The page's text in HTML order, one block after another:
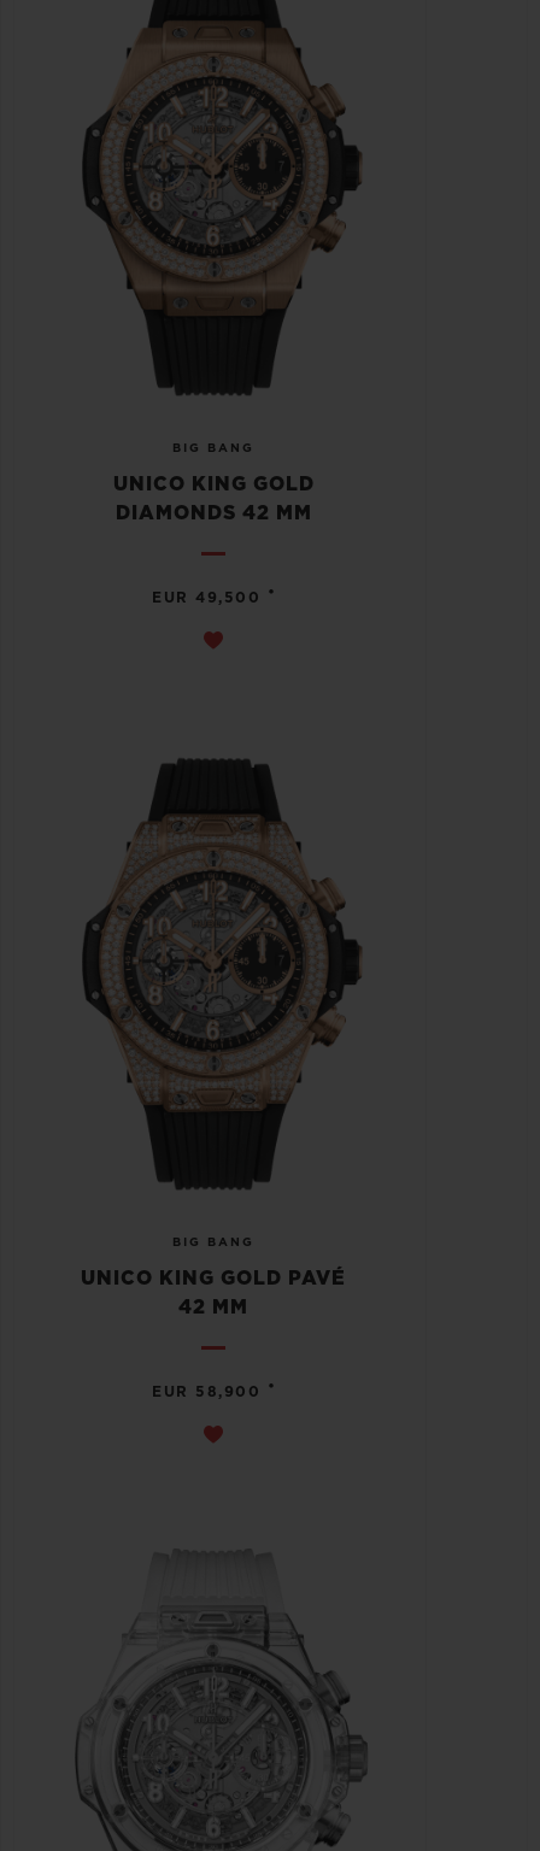
BIG BANG
UNICO KING GOLD
DIAMONDS 42 MM
EUR 49,500 •
BIG BANG
UNICO KING GOLD PAVÉ
42 MM
EUR 58,900 •